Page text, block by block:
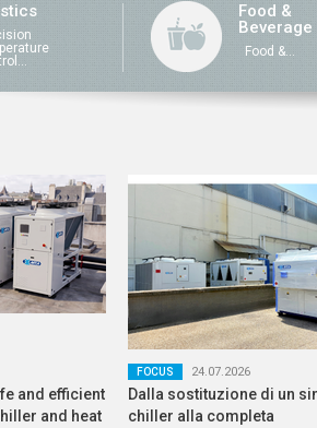
Food &
Beverage
Food &...
and efficient
and heat
FOCUS 24.07.2026
Dalla sostituzione di un
chiller alla completa